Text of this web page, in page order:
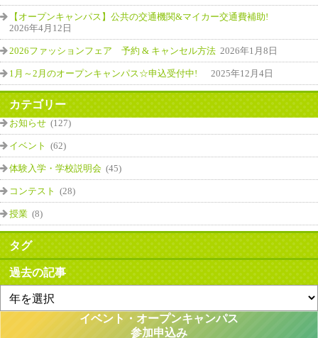
【オープンキャンパス】公共の交通機関&マイカー交通費補助!
2026年4月12日
2026ファッションフェア 予約 & キャンセル方法 2026年1月8日
1月～2月のオープンキャンパス☆申込受付中! 2025年12月4日
カテゴリー
お知らせ (127)
イベント (62)
体験入学・学校説明会 (45)
コンテスト (28)
授業 (8)
タグ
過去の記事
イベント・オープンキャンパス
参加申込み